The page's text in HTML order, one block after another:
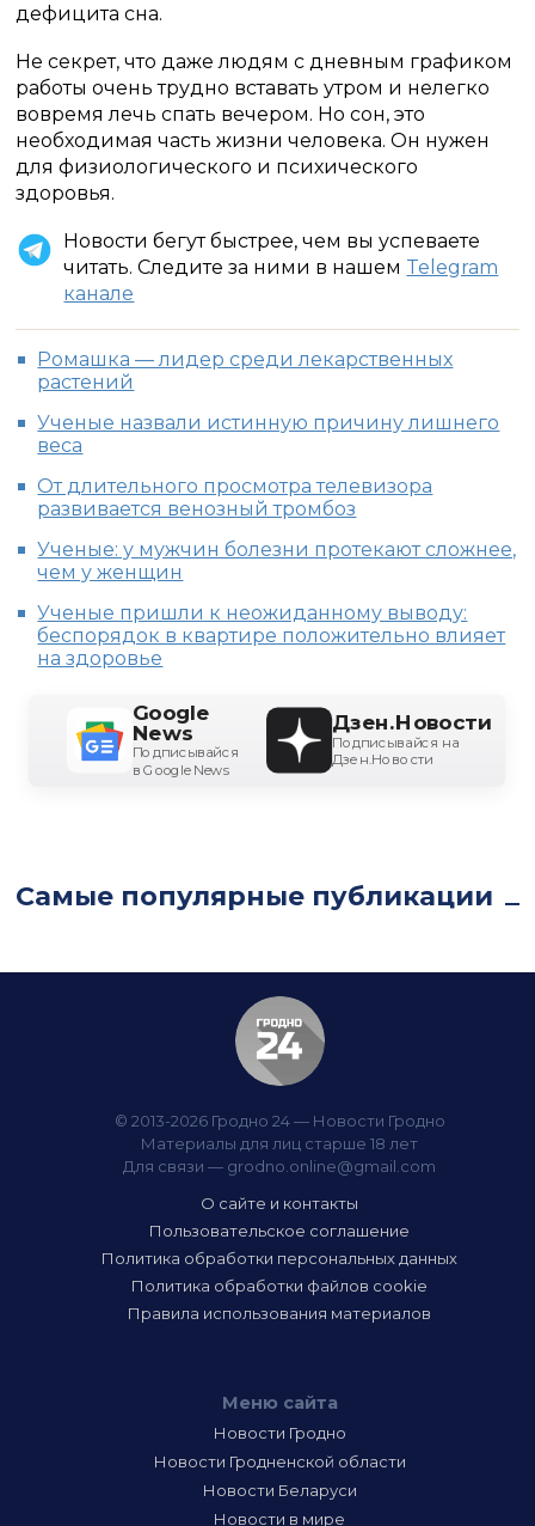
дефицита сна.
Не секрет, что даже людям с дневным графиком
работы очень трудно вставать утром и нелегко
вовремя лечь спать вечером. Но сон, это
необходимая часть жизни человека. Он нужен
для физиологического и психического
здоровья.
Новости бегут быстрее, чем вы успеваете
читать. Следите за ними в нашем Telegram
канале
Ромашка — лидер среди лекарственных
растений
Ученые назвали истинную причину лишнего
веса
От длительного просмотра телевизора
развивается венозный тромбоз
Ученые: у мужчин болезни протекают сложнее,
чем у женщин
Ученые пришли к неожиданному выводу:
беспорядок в квартире положительно влияет
на здоровье
Google
News
Подписывайся
в Google News
Дзен.Новости
Подписывайся на
Дзен.Новости
Самые популярные публикации
© 2013-2026 Гродно 24 — Новости Гродно
Материалы для лиц старше 18 лет
Для связи — grodno.online@gmail.com
О сайте и контакты
Пользовательское соглашение
Политика обработки персональных данных
Политика обработки файлов cookie
Правила использования материалов
Меню сайта
Новости Гродно
Новости Гродненской области
Новости Беларуси
Новости в мире